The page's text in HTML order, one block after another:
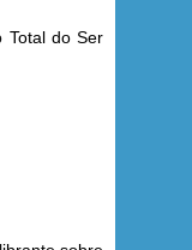
Total do Ser